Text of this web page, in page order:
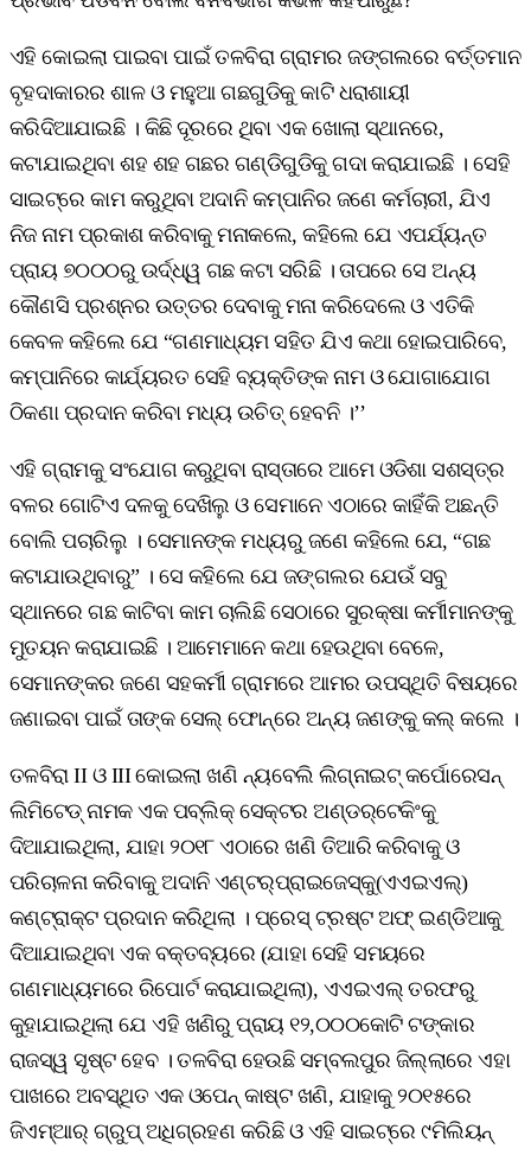
ଏହି କୋଇଲା ପାଇବା ପାଇଁ ତଳବିରା ଗ୍ରାମର ଜଙ୍ଗଲରେ ବର୍ତ୍ତମାନ
ବୃହଦାକାରର ଶାଳ ଓ ମହୁଆ ଗଛଗୁଡିକୁ କାଟି ଧରାଶାୟୀ
କରିଦିଆଯାଇଛି । କିଛି ଦୂରରେ ଥିବା ଏକ ଖୋଲା ସ୍ଥାନରେ,
କଟାଯାଇଥିବା ଶହ ଶହ ଗଛର ଗଣ୍ଡିଗୁଡିକୁ ଗଦା କରାଯାଇଛି । ସେହି
ସାଇଟ୍‌ରେ କାମ କରୁଥିବା ଅଦାନି କମ୍ପାନିର ଜଣେ କର୍ମଚାରୀ, ଯିଏ
ନିଜ ନାମ ପ୍ରକାଶ କରିବାକୁ ମନାକଲେ, କହିଲେ ଯେ ଏପର୍ଯ୍ୟନ୍ତ
ପ୍ରାୟ ୭୦୦୦ରୁ ଉର୍ଦ୍ଧ୍ୱ ଗଛ କଟା ସରିଛି । ତାପରେ ସେ ଅନ୍ୟ
କୌଣସି ପ୍ରଶ୍ନର ଉତ୍ତର ଦେବାକୁ ମନା କରିଦେଲେ ଓ ଏତିକି
କେବଳ କହିଲେ ଯେ “ଗଣମାଧ୍ୟମ ସହିତ ଯିଏ କଥା ହୋଇପାରିବେ,
କମ୍ପାନିରେ କାର୍ଯ୍ୟରତ ସେହି ବ୍ୟକ୍ତିଙ୍କ ନାମ ଓ ଯୋଗାଯୋଗ
ଠିକଣା ପ୍ରଦାନ କରିବା ମଧ୍ୟ ଉଚିତ୍‌ ହେବନି ।’’
ଏହି ଗ୍ରାମକୁ ସଂଯୋଗ କରୁଥିବା ରାସ୍ତାରେ ଆମେ ଓଡିଶା ସଶସ୍ତ୍ର
ବଳର ଗୋଟିଏ ଦଳକୁ ଦେଖିଲୁ ଓ ସେମାନେ ଏଠାରେ କାହିଁକି ଅଛନ୍ତି
ବୋଲି ପଚାରିଲୁ । ସେମାନଙ୍କ ମଧ୍ୟରୁ ଜଣେ କହିଲେ ଯେ, “ଗଛ
କଟାଯାଉଥିବାରୁ” । ସେ କହିଲେ ଯେ ଜଙ୍ଗଲର ଯେଉଁ ସବୁ
ସ୍ଥାନରେ ଗଛ କାଟିବା କାମ ଚାଲିଛି ସେଠାରେ ସୁରକ୍ଷା କର୍ମୀମାନଙ୍କୁ
ମୁତୟନ କରାଯାଇଛି । ଆମେମାନେ କଥା ହେଉଥିବା ବେଳେ,
ସେମାନଙ୍କର ଜଣେ ସହକର୍ମୀ ଗ୍ରାମରେ ଆମର ଉପସ୍ଥିତି ବିଷୟରେ
ଜଣାଇବା ପାଇଁ ତାଙ୍କ ସେଲ୍‌ ଫୋନ୍‌ରେ ଅନ୍ୟ ଜଣଙ୍କୁ କଲ୍‌ କଲେ ।
ତଳବିରା II ଓ III କୋଇଲା ଖଣି ନ୍ୟବେଲି ଲିଗ୍‌ନାଇଟ୍‌ କର୍ପୋରେସନ୍‌
ଲିମିଟେଡ୍‌ ନାମକ ଏକ ପବ୍ଲିକ୍‌ ସେକ୍ଟର ଅଣ୍ଡର୍‌ଟେକିଂକୁ
ଦିଆଯାଇଥିଲା, ଯାହା ୨୦୧୮ ଏଠାରେ ଖଣି ତିଆରି କରିବାକୁ ଓ
ପରିଚାଳନା କରିବାକୁ ଅଦାନି ଏଣ୍ଟର୍‌ପ୍ରାଇଜେସ୍‌କୁ(ଏଏଇଏଲ୍‌)
କଣ୍ଟ୍ରାକ୍ଟ ପ୍ରଦାନ କରିଥିଲା । ପ୍ରେସ୍‌ ଟ୍ରଷ୍ଟ ଅଫ୍‌ ଇଣ୍ଡିଆକୁ
ଦିଆଯାଇଥିବା ଏକ ବକ୍ତବ୍ୟରେ (ଯାହା ସେହି ସମୟରେ
ଗଣମାଧ୍ୟମରେ ରିପୋର୍ଟ କରାଯାଇଥିଲା), ଏଏଇଏଲ୍‌ ତରଫରୁ
କୁହାଯାଇଥିଲା ଯେ ଏହି ଖଣିରୁ ପ୍ରାୟ ୧୨,୦୦୦କୋଟି ଟଙ୍କାର
ରାଜସ୍ୱ ସୃଷ୍ଟ ହେବ । ତଳବିରା ହେଉଛି ସମ୍ବଲପୁର ଜିଲ୍ଲାରେ ଏହା
ପାଖରେ ଅବସ୍ଥିତ ଏକ ଓପେନ୍‌ କାଷ୍ଟ ଖଣି, ଯାହାକୁ ୨୦୧୫ରେ
ଜିଏମ୍‌ଆର୍‌ ଗ୍ରୁପ୍‌ ଅଧିଗ୍ରହଣ କରିଛି ଓ ଏହି ସାଇଟ୍‌ରେ ୯ମିଲିୟନ୍‌